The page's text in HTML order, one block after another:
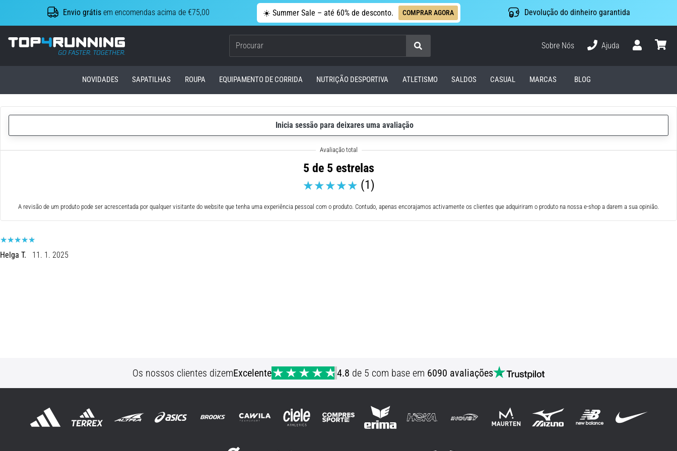
Envio grátis em encomendas acima de €75,00 ☀️ Summer Sale – até 60% de desconto. COMPRAR AGORA Devolução do dinheiro garantida
Top4Running.pt
Procurar
Sobre Nós
Ajuda
NOVIDADES SAPATILHAS ROUPA EQUIPAMENTO DE CORRIDA NUTRIÇÃO DESPORTIVA ATLETISMO SALDOS CASUAL MARCAS BLOG
Inicia sessão para deixares uma avaliação
5 de 5 estrelas
(1)
A revisão de um produto pode ser acrescentada por qualquer visitante do website que tenha uma experiência pessoal com o produto. Contudo, apenas encorajamos activamente os clientes que adquiriram o produto na nossa e-shop a darem a sua opinião.
Helga T. 11. 1. 2025
Os nossos clientes dizemExcelente 4.8 de 5 com base em 6090 avaliações